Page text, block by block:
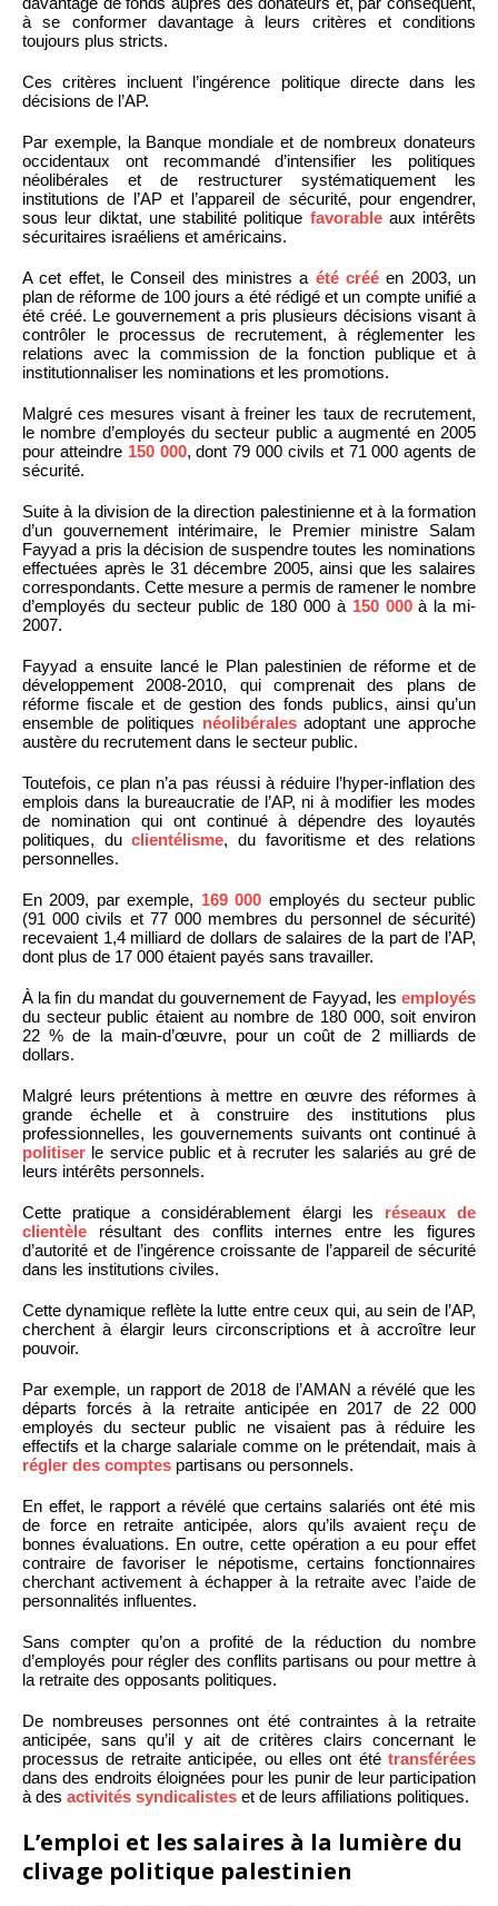
à se conformer davantage à leurs critères et conditions
toujours plus stricts.
Ces critères incluent l’ingérence politique directe dans les
décisions de l’AP.
Par exemple, la Banque mondiale et de nombreux donateurs
occidentaux ont recommandé d’intensifier les politiques
néolibérales et de restructurer systématiquement les
institutions de l’AP et l’appareil de sécurité, pour engendrer,
sous leur diktat, une stabilité politique favorableaux intérêts
sécuritaires israéliens et américains.
A cet effet, le Conseil des ministres a été créé en 2003, un
plan de réforme de 100 jours a été rédigé et un compte unifié a
été créé. Le gouvernement a pris plusieurs décisions visant à
contrôler le processus de recrutement, à réglementer les
relations avec la commission de la fonction publique et à
institutionnaliser les nominations et les promotions.
Malgré ces mesures visant à freiner les taux de recrutement,
le nombre d’employés du secteur public a augmenté en 2005
pour atteindre 150 000, dont 79 000 civils et 71 000 agents de
sécurité.
Suite à la division de la direction palestinienne et à la formation
d’un gouvernement intérimaire, le Premier ministre Salam
Fayyad a pris la décision de suspendre toutes les nominations
effectuées après le 31 décembre 2005, ainsi que les salaires
correspondants. Cette mesure a permis de ramener le nombre
d’employés du secteur public de 180 000 à 150 000à la mi-
2007.
Fayyad a ensuite lancé le Plan palestinien de réforme et de
développement 2008-2010, qui comprenait des plans de
réforme fiscale et de gestion des fonds publics, ainsi qu’un
ensemble de politiques néolibéralesadoptant une approche
austère du recrutement dans le secteur public.
Toutefois, ce plan n’a pas réussi à réduire l’hyper-inflation des
emplois dans la bureaucratie de l’AP, ni à modifier les modes
de nomination qui ont continué à dépendre des loyautés
politiques, duclientélisme, du favoritisme et des relations
personnelles.
En 2009, par exemple, 169 000 employés du secteur public
(91 000 civils et 77 000 membres du personnel de sécurité)
recevaient 1,4 milliard de dollars de salaires de la part de l’AP,
dont plus de 17 000 étaient payés sans travailler.
À la fin du mandat du gouvernement de Fayyad, les employés
du secteur public étaient au nombre de 180 000, soit environ
22 % de la main-d’œuvre, pour un coût de 2 milliards de
dollars.
Malgré leurs prétentions à mettre en œuvre des réformes à
grande échelle et à construire des institutions plus
professionnelles, les gouvernements suivants ont continué à
politiser le service public et à recruter les salariés au gré de
leurs intérêts personnels.
Cette pratique a considérablement élargi les réseaux de
clientèle résultant des conflits internes entre les figures
d’autorité et de l’ingérence croissante de l’appareil de sécurité
dans les institutions civiles.
Cette dynamique reflète la lutte entre ceux qui, au sein de l’AP,
cherchent à élargir leurs circonscriptions et à accroître leur
pouvoir.
Par exemple, un rapport de 2018 de l’AMAN a révélé que les
départs forcés à la retraite anticipée en 2017 de 22 000
employés du secteur public ne visaient pas à réduire les
effectifs et la charge salariale comme on le prétendait, mais à
régler des comptes partisans ou personnels.
En effet, le rapport a révélé que certains salariés ont été mis
de force en retraite anticipée, alors qu’ils avaient reçu de
bonnes évaluations. En outre, cette opération a eu pour effet
contraire de favoriser le népotisme, certains fonctionnaires
cherchant activement à échapper à la retraite avec l’aide de
personnalités influentes.
Sans compter qu’on a profité de la réduction du nombre
d’employés pour régler des conflits partisans ou pour mettre à
la retraite des opposants politiques.
De nombreuses personnes ont été contraintes à la retraite
anticipée, sans qu’il y ait de critères clairs concernant le
processus de retraite anticipée, ou elles ont été transférées
dans des endroits éloignées pour les punir de leur participation
à des activités syndicalistes et de leurs affiliations politiques.
L’emploi et les salaires à la lumière du
clivage politique palestinien